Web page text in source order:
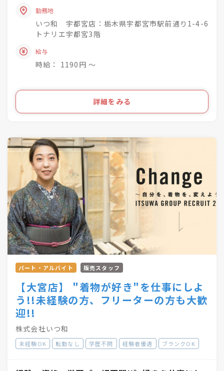
興味関心を深めながら
社会人として成長できる社風◎
「いつ和」29店舗
「いつ和・ふるーれ」4店舗
「成人式サロンKiRARA（振袖専門）」 4店舗
「きものの相談窓口MATSUYA」1店舗
●・○・●・○・●・○・●・〇
・おでかけ会 / 着付け教室 / お手入れ相談会のご
案内
お客様のそんな疑問や不安を解消して差し上げて
きものをより身近に、気軽に、そして楽しんで頂
ライフスタイルの多様化を実現するのが私たちの
勤務地
いつ和 宇都宮店：栃木県宇都宮市駅前通り1-4-6
トナリエ宇都宮3階
給与
時給： 1190円 〜
詳細をみる
パート・アルバイト 販売スタッフ
【大宮店】 "着物が好き"を仕事にしよ
う!!未経験の方、フリーターの方も大歓
迎!!
株式会社いつ和
未経験OK 転勤なし 学歴不問 経験者優遇 ブランクOK